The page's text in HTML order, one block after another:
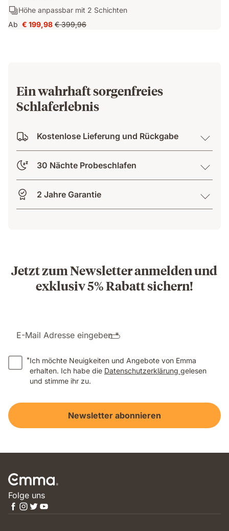
Atmungsaktiv
dank
1:
Mittelweich
Schichten:
Höhe
anpassbar
Höhe anpassbar mit 2 Schichten
Ab
Preis
€ 199,98 Ursprünglicher
€ 399,96
Ein wahrhaft sorgenfreies
Schlaferlebnis
Kostenlose Lieferung und Rückgabe
30 Nächte Probeschlafen
2 Jahre Garantie
Jetzt zum Newsletter anmelden und
exklusiv 5% Rabatt sichern!
E-Mail Adresse eingeben *
*Ich möchte Neuigkeiten und Angebote von Emma
erhalten. Ich habe die Datenschutzerklärung gelesen
und stimme ihr zu.
Newsletter abonnieren
Folge uns